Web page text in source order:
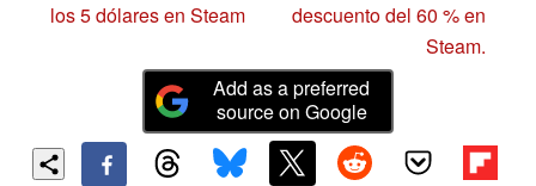
los 5 dólares en Steam
descuento del 60 % en
Steam.
Add as a preferred
source on Google